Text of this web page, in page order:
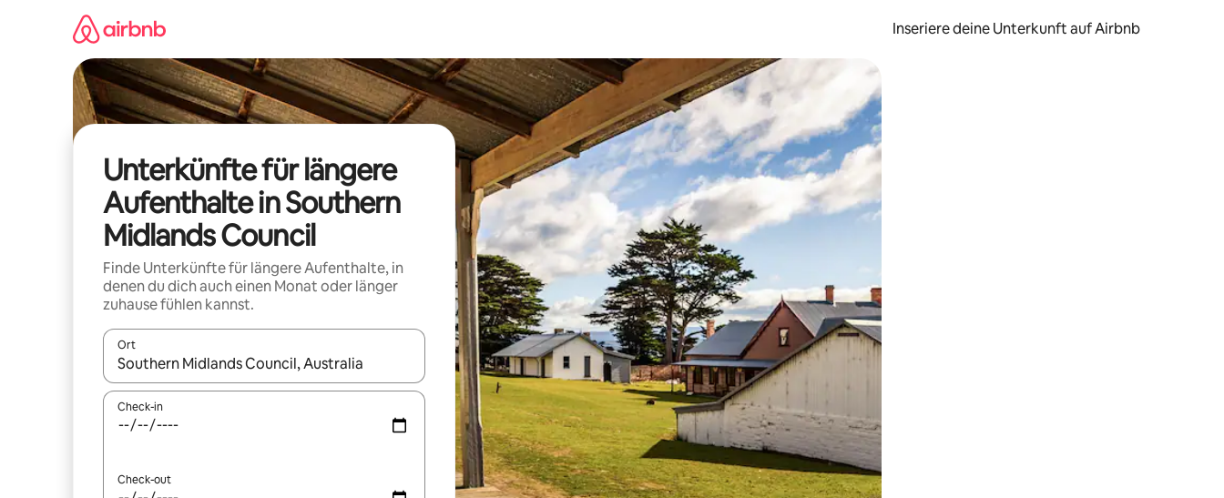
Inseriere deine Unterkunft auf Airbnb
Unterkünfte für längere
Aufenthalte in Southern
Midlands Council
Finde Unterkünfte für längere Aufenthalte, in
denen du dich auch einen Monat oder länger
zuhause fühlen kannst.
Ort
Wenn Ergebnisse verfügbar sind, navigiere mit den Pfeiltasten nach oben und unten oder erkunde die Ergebnisse durch Berühren oder Wischgesten.
Check-in
Check-out